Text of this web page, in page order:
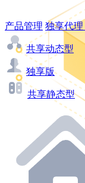
产品管理 独享代理
共享动态型
独享版
共享静态型